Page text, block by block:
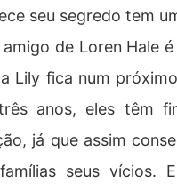
seu segredo tem
de Loren Hale
Lily fica num
anos, eles têm
já que assim
seus vícios.